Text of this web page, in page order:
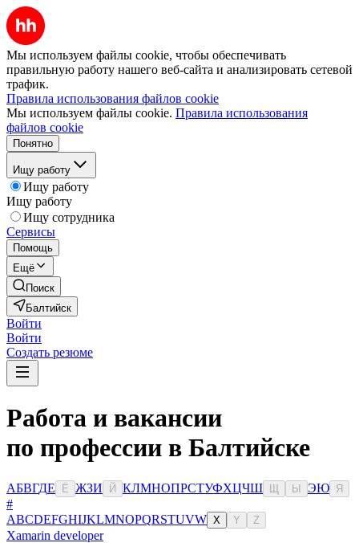
Мы используем файлы cookie, чтобы обеспечивать
правильную работу нашего веб-сайта и анализировать сетевой
трафик.
Правила использования файлов cookie
Мы используем файлы cookie. Правила использования
файлов cookie
Понятно
Ищу работу
Ищу работу
Ищу работу
Ищу сотрудника
Сервисы
Помощь
Ещё
Поиск
Балтийск
Войти
Войти
Создать резюме
Работа и вакансии
по профессии в Балтийске
АБВГДЕ Ё ЖЗИ Й КЛМНОПРСТУФХЦЧШ Ы ЭЮ Я
#
ABCDEFGHIJKLMNOPQRSTUVW X Y Z
Xamarin developer